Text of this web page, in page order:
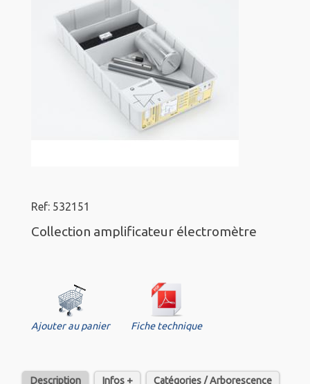
Ref: 532151
Collection amplificateur électromètre
Ajouter au panier Fiche technique
Description Infos + Catégories / Arborescence